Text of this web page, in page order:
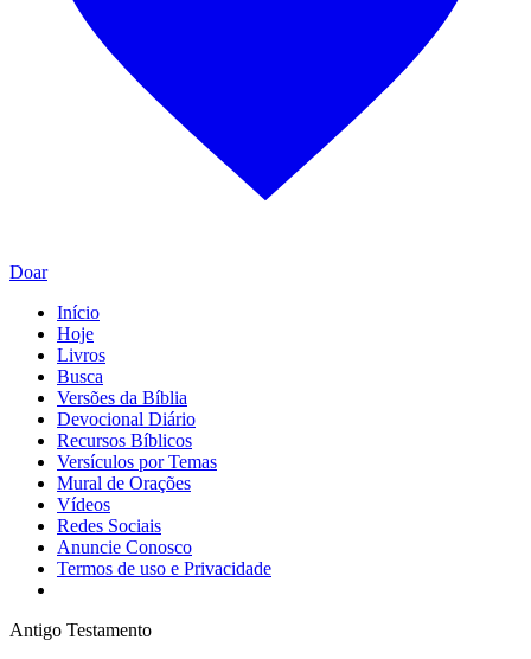
Doar
Início
Hoje
Livros
Busca
Versões da Bíblia
Devocional Diário
Recursos Bíblicos
Versículos por Temas
Mural de Orações
Vídeos
Redes Sociais
Anuncie Conosco
Termos de uso e Privacidade
Antigo Testamento